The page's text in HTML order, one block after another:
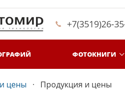
+7(3519)26-
ФОТОКНИГИ
цены Продукция и цены